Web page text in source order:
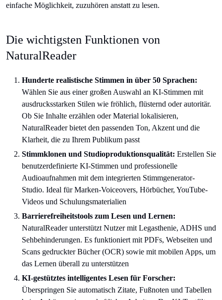
einfache Möglichkeit, zuzuhören anstatt zu lesen.
Die wichtigsten Funktionen von
NaturalReader
Hunderte realistische Stimmen in über 50 Sprachen:
Wählen Sie aus einer großen Auswahl an KI-Stimmen mit
ausdrucksstarken Stilen wie fröhlich, flüsternd oder autoritär.
Ob Sie Inhalte erzählen oder Material lokalisieren,
NaturalReader bietet den passenden Ton, Akzent und die
Klarheit, die zu Ihrem Publikum passt
Stimmklonen und Studioproduktionsqualität: Erstellen Sie
benutzerdefinierte KI-Stimmen und professionelle
Audioaufnahmen mit dem integrierten Stimmgenerator-
Studio. Ideal für Marken-Voiceovers, Hörbücher, YouTube-
Videos und Schulungsmaterialien
Barrierefreiheitstools zum Lesen und Lernen:
NaturalReader unterstützt Nutzer mit Legasthenie, ADHS und
Sehbehinderungen. Es funktioniert mit PDFs, Webseiten und
Scans gedruckter Bücher (OCR) sowie mit mobilen Apps, um
das Lernen überall zu unterstützen
KI-gestütztes intelligentes Lesen für Forscher:
Überspringen Sie automatisch Zitate, Fußnoten und Tabellen